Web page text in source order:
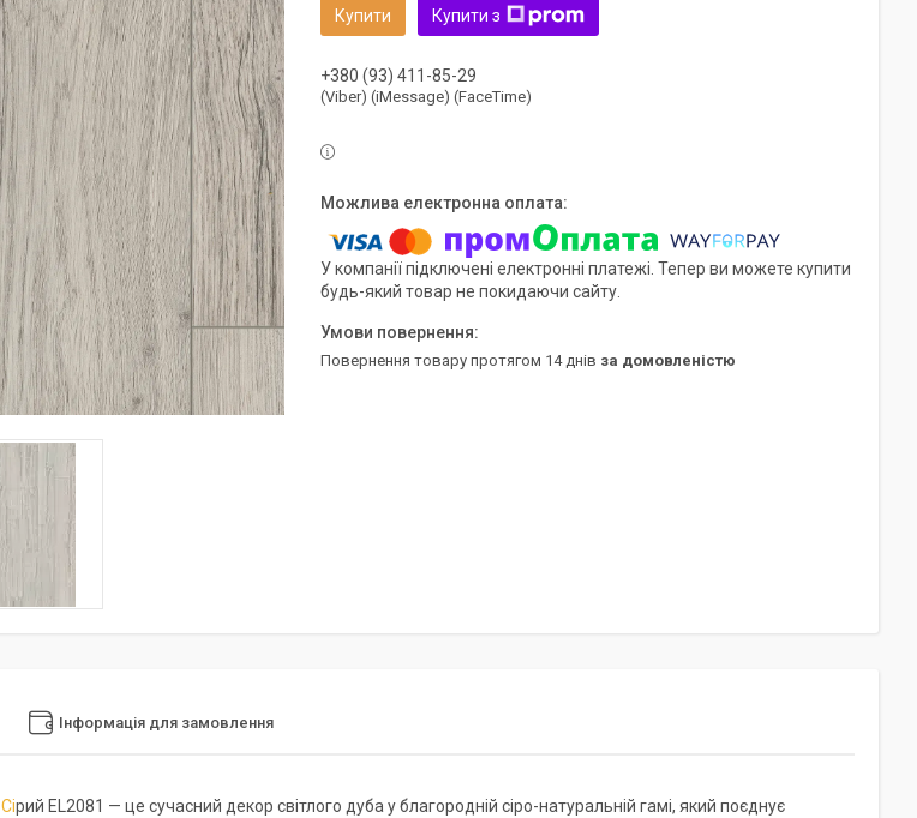
Купити Купити з
+380 (93) 411-85-29
(Viber) (iMessage) (FaceTime)
У компанії підключені електронні платежі. Тепер ви можете купити
будь-який товар не покидаючи сайту.
повернення товару протягом 14 днів за домовленістю
Інформація для замовлення
Сірий EL2081 — це сучасний декор світлого дуба у благородній сіро-натуральній гамі, який поєднує